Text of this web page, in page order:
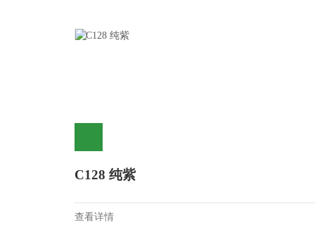
C128 纯紫
查看详情